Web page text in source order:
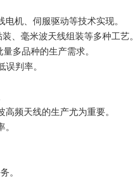
机、伺服驱动等技术实现。
、毫米波天线组装等多种工艺。
多品种的生产需求。
判率。
频天线的生产尤为重要。
。